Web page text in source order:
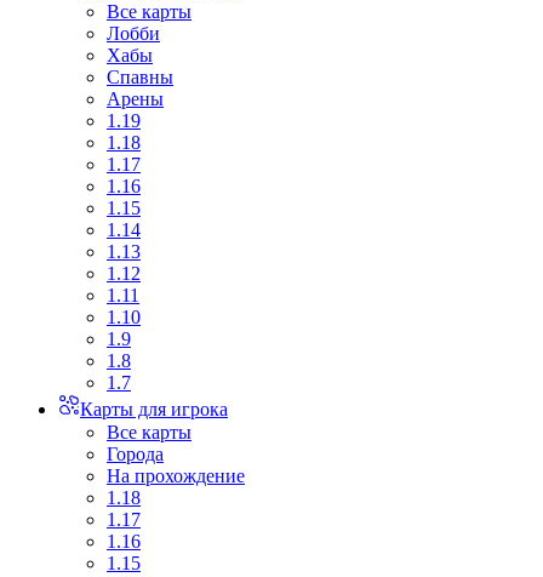
Все карты
Лобби
Хабы
Спавны
Арены
1.19
1.18
1.17
1.16
1.15
1.14
1.13
1.12
1.11
1.10
1.9
1.8
1.7
Карты для игрока
Все карты
Города
На прохождение
1.18
1.17
1.16
1.15